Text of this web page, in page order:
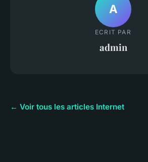
A
ECRIT PAR
admin
← Voir tous les articles Internet